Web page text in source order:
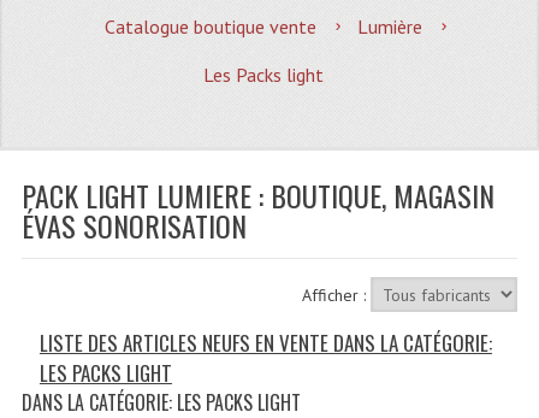
MAGASIN
Quoi De Neuf?
Plan Acces, Horaires.
Location De Matériel
Catalogue boutique vente
Lumière
Les Packs light
PACK LIGHT LUMIERE : BOUTIQUE, MAGASIN
ÉVAS SONORISATION
Afficher :
LISTE DES ARTICLES NEUFS EN VENTE DANS LA CATÉGORIE:
LES PACKS LIGHT
DANS LA CATÉGORIE: LES PACKS LIGHT